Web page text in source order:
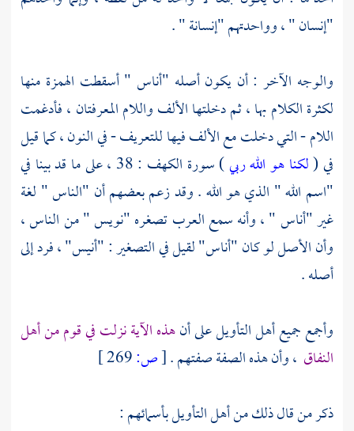
"إنسان " ، وواحدتهم "إنسانة " .
والوجه الآخر : أن يكون أصله "أناس " أسقطت الهمزة منها
لكثرة الكلام بها ، ثم دخلتها الألف واللام المعرفتان ، فأدغمت
اللام - التي دخلت مع الألف فيها للتعريف - في النون ، كما قيل
في (لكنا هو الله ربي
) سورة الكهف : 38 ، على ما قد بينا في
"اسم الله " الذي هو الله . وقد زعم بعضهم أن "الناس " لغة
غير "أناس " ، وأنه سمع العرب تصغره "نويس " من الناس ،
وأن الأصل لو كان "أناس" لقيل في التصغير : "أنيس" ، فرد إلى
أصله .
وأجمع جميع أهل التأويل على أنهذه الآية نزلت في قوم من أهل
النفاق ، وأن هذه الصفة صفتهم .[ص:
ذكر من قال ذلك من أهل التأويل بأسمائهم :